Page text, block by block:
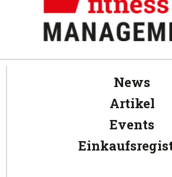
News
Artikel
Events